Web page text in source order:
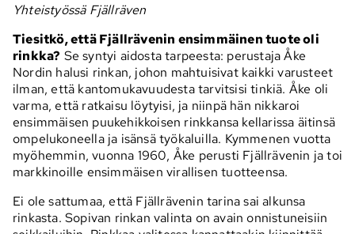
Yhteistyössä Fjällräven
Tiesitkö, että Fjällrävenin ensimmäinen tuote oli
rinkka? Se syntyi aidosta tarpeesta: perustaja Åke
Nordin halusi rinkan, johon mahtuisivat kaikki varusteet
ilman, että kantomukavuudesta tarvitsisi tinkiä. Åke oli
varma, että ratkaisu löytyisi, ja niinpä hän nikkaroi
ensimmäisen puukehikkoisen rinkkansa kellarissa äitinsä
ompelukoneella ja isänsä työkaluilla. Kymmenen vuotta
myöhemmin, vuonna 1960, Åke perusti Fjällrävenin ja toi
markkinoille ensimmäisen virallisen tuotteensa.
Ei ole sattumaa, että Fjällrävenin tarina sai alkunsa
rinkasta. Sopivan rinkan valinta on avain onnistuneisiin